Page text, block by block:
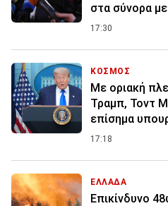
στα σύνορα
17:30
ΚΟΣΜΟΣ
Με οριακή
Τραμπ, Τοντ
επίσημα
17:18
ΕΛΛΑΔΑ
Επικίνδυνο